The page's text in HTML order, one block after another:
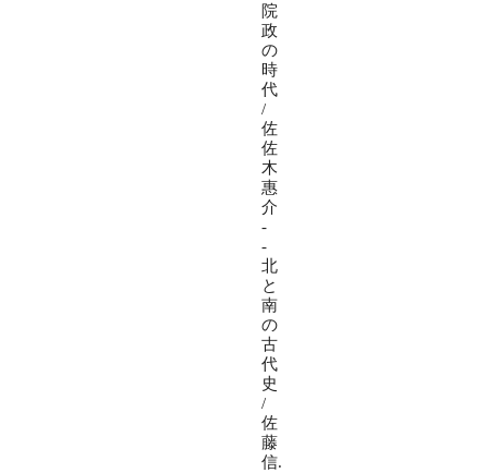
院
政
の
時
代
/
佐
佐
木
惠
介
-
-
北
と
南
の
古
代
史
/
佐
藤
信.